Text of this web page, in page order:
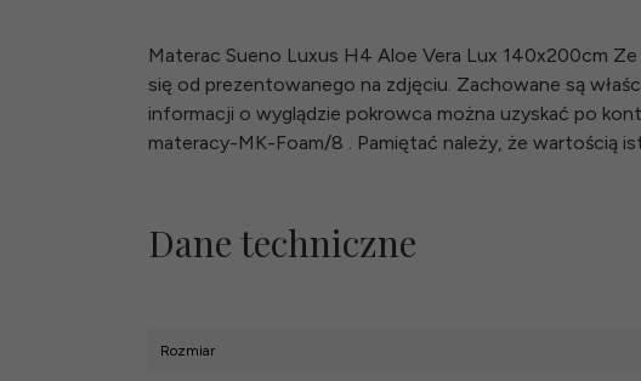
Materac Sueno Luxus H4 Aloe Vera Lux 140x200cm
się od prezentowanego na zdjęciu. Zachowane są
informacji o wyglądzie pokrowca można uzyskać po
materacy-MK-Foam/8 . Pamiętać należy, że wartością
Dane techniczne
Rozmiar